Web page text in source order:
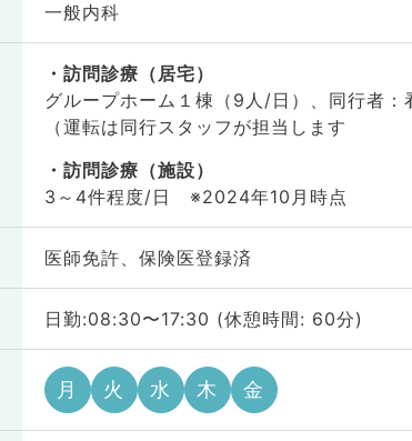
一般内科
訪問診療（居宅）
グループホーム１棟（9人/日）、同行者
（運転は同行スタッフが担当します
訪問診療（施設）
3～4件程度/日 ※2024年10月時点
医師免許、保険医登録済
日勤:08:30〜17:30 (休憩時間: 60分)
月 火 水 木 金